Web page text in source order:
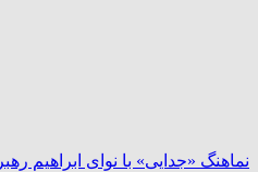
نماهنگ «جدایی» با نوای ابراهیم رهبر